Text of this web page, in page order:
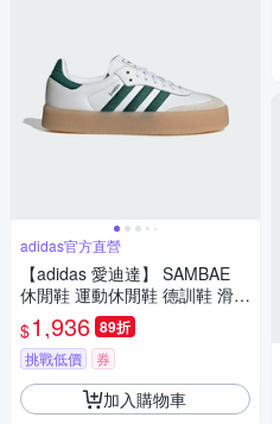
adidas官方直營
【adidas 愛迪達】 SAMBAE
休閒鞋 運動休閒鞋 德訓鞋 滑板
復古 女鞋 - Originals ID0440
$1,936 89折
挑戰低價 券
加入購物車